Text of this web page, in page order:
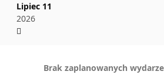
Lipiec 11
2026
Brak zaplanowanych